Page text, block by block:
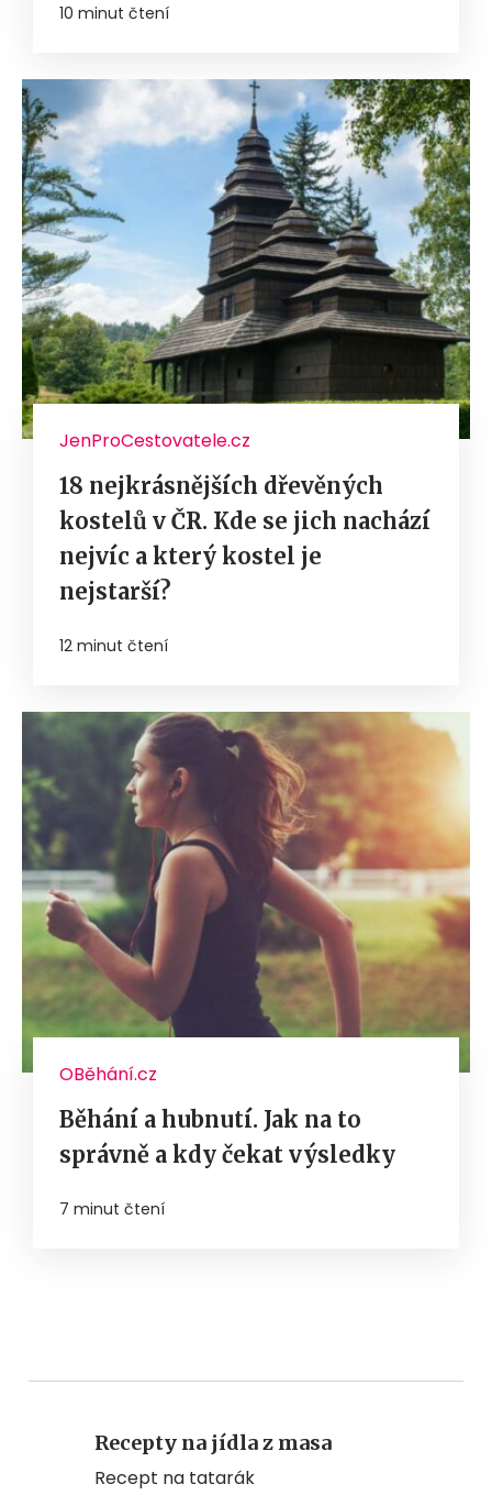
10 minut čtení
JenProCestovatele.cz
18 nejkrásnějších dřevěných
kostelů v ČR. Kde se jich nachází
nejvíc a který kostel je
nejstarší?
12 minut čtení
OBěhání.cz
Běhání a hubnutí. Jak na to
správně a kdy čekat výsledky
7 minut čtení
Recepty na jídla z masa
Recept na tatarák